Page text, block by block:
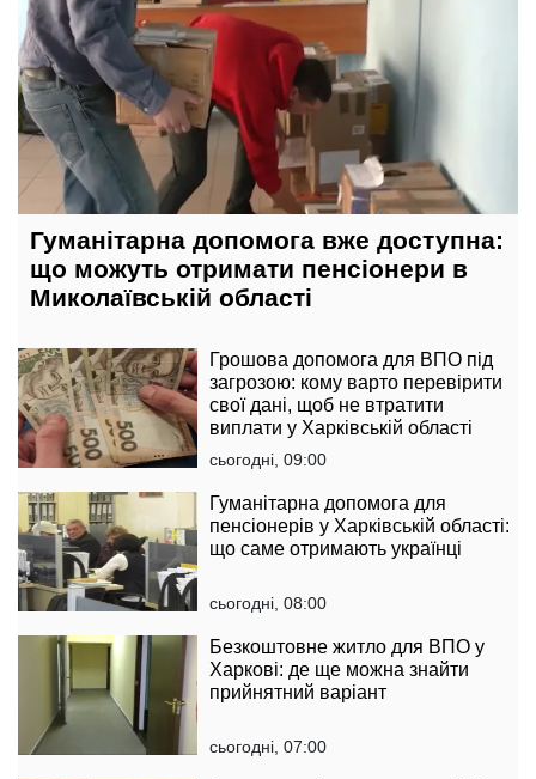
Гуманітарна допомога вже доступна:
що можуть отримати пенсіонери в
Миколаївській області
Грошова допомога для ВПО під
загрозою: кому варто перевірити
свої дані, щоб не втратити
виплати у Харківській області
сьогодні, 09:00
Гуманітарна допомога для
пенсіонерів у Харківській області:
що саме отримають українці
сьогодні, 08:00
Безкоштовне житло для ВПО у
Харкові: де ще можна знайти
прийнятний варіант
сьогодні, 07:00